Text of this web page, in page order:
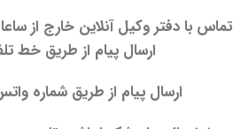
تماس با دفتر وکیل آنلاین خارج از
ارسال پیام از طریق خط
ارسال پیام از طریق شماره